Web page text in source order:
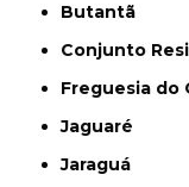
Butantã
Conjunto
Freguesia do
Jaguaré
Jaraguá